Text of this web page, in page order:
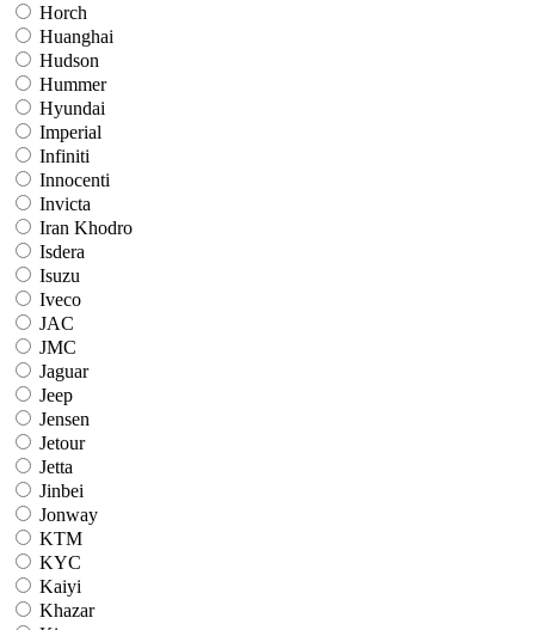
Horch
Huanghai
Hudson
Hummer
Hyundai
Imperial
Infiniti
Innocenti
Invicta
Iran Khodro
Isdera
Isuzu
Iveco
JAC
JMC
Jaguar
Jeep
Jensen
Jetour
Jetta
Jinbei
Jonway
KTM
KYC
Kaiyi
Khazar